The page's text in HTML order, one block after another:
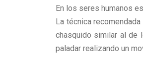
En los seres humanos
La técnica
chasquido similar al de
paladar realizando un